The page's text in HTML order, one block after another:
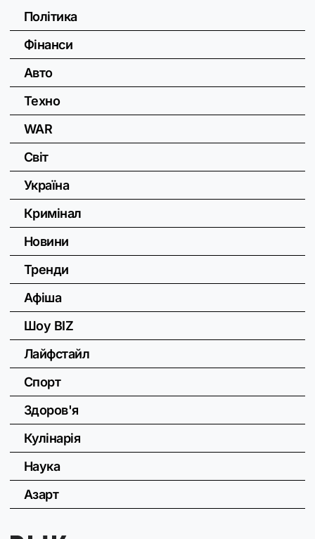
Політика
Фінанси
Авто
Техно
WAR
Світ
Україна
Кримінал
Новини
Тренди
Афіша
Шоу BIZ
Лайфстайл
Спорт
Здоров'я
Кулінарія
Наука
Азарт